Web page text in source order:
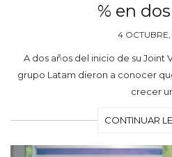
% en
4
A dos años del inicio de su Joint
grupo Latam dieron a conocer
crecer
CONTINUAR